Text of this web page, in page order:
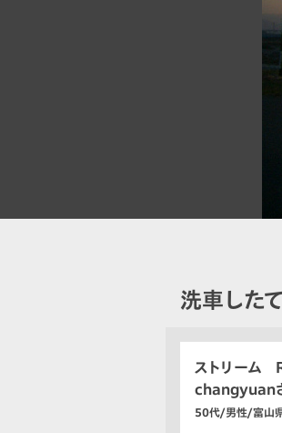
洗車したて
ストリーム
changyuan
50代/男性/富山